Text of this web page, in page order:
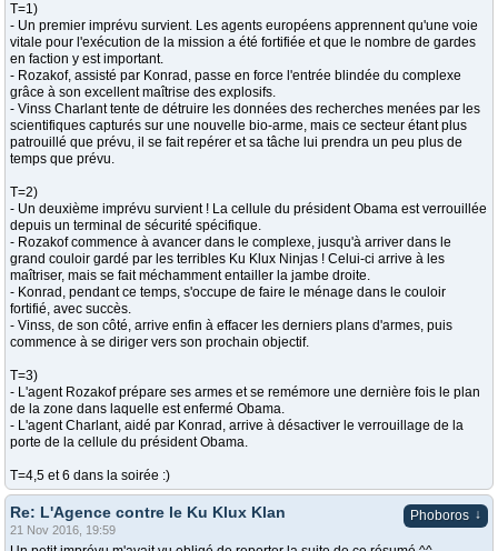
T=1)
- Un premier imprévu survient. Les agents européens apprennent qu'une voie
vitale pour l'exécution de la mission a été fortifiée et que le nombre de gardes
en faction y est important.
- Rozakof, assisté par Konrad, passe en force l'entrée blindée du complexe
grâce à son excellent maîtrise des explosifs.
- Vinss Charlant tente de détruire les données des recherches menées par les
scientifiques capturés sur une nouvelle bio-arme, mais ce secteur étant plus
patrouillé que prévu, il se fait repérer et sa tâche lui prendra un peu plus de
temps que prévu.
T=2)
- Un deuxième imprévu survient ! La cellule du président Obama est verrouillée
depuis un terminal de sécurité spécifique.
- Rozakof commence à avancer dans le complexe, jusqu'à arriver dans le
grand couloir gardé par les terribles Ku Klux Ninjas ! Celui-ci arrive à les
maîtriser, mais se fait méchamment entailler la jambe droite.
- Konrad, pendant ce temps, s'occupe de faire le ménage dans le couloir
fortifié, avec succès.
- Vinss, de son côté, arrive enfin à effacer les derniers plans d'armes, puis
commence à se diriger vers son prochain objectif.
T=3)
- L'agent Rozakof prépare ses armes et se remémore une dernière fois le plan
de la zone dans laquelle est enfermé Obama.
- L'agent Charlant, aidé par Konrad, arrive à désactiver le verrouillage de la
porte de la cellule du président Obama.
T=4,5 et 6 dans la soirée :)
Phoboros ↓
Re: L'Agence contre le Ku Klux Klan
21 Nov 2016, 19:59